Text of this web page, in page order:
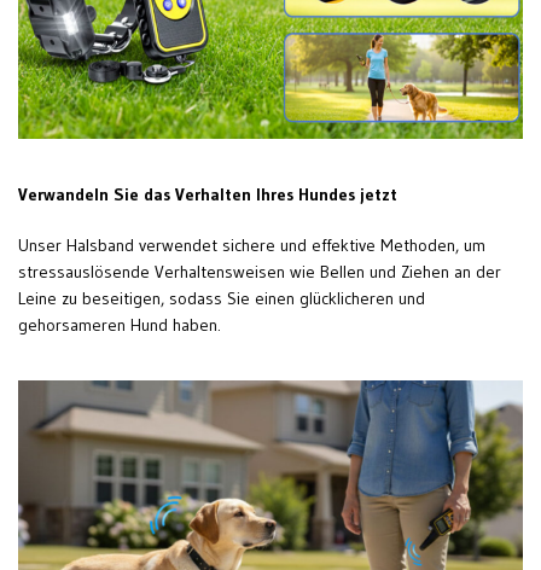
Verwandeln Sie das Verhalten Ihres Hundes jetzt
Unser Halsband verwendet sichere und effektive Methoden, um
stressauslösende Verhaltensweisen wie Bellen und Ziehen an der
Leine zu beseitigen, sodass Sie einen glücklicheren und
gehorsameren Hund haben.